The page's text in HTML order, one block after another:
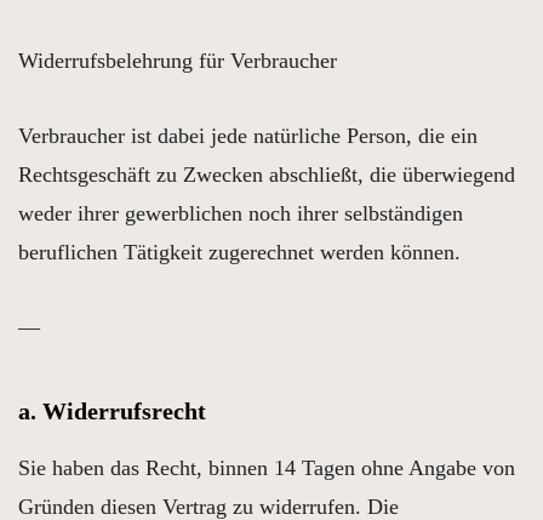
Widerrufsbelehrung für Verbraucher
Verbraucher ist dabei jede natürliche Person, die ein
Rechtsgeschäft zu Zwecken abschließt, die überwiegend
weder ihrer gewerblichen noch ihrer selbständigen
beruflichen Tätigkeit zugerechnet werden können.
—
a. Widerrufsrecht
Sie haben das Recht, binnen 14 Tagen ohne Angabe von
Gründen diesen Vertrag zu widerrufen. Die